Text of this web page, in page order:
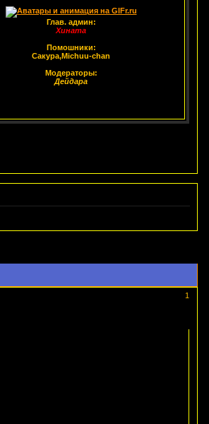
Глав. админ:
Хината
Помошники:
Сакура,Michuu-chan
Модераторы:
Дейдара
1